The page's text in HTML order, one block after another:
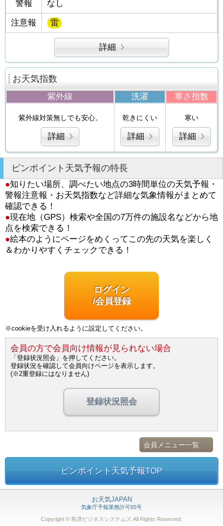
警報 なし
注意報 雷
詳細
お天気指数
紫外線 洗濯 寒さ指数
紫外線対策無しでも安心。
詳細
乾きにくい
詳細
寒い
詳細
ピンポイント天気予報の特長
●知りたい場所、調べたい地点の3時間単位の天気予報・
警報注意報・お天気指数など詳細な気象情報がまとめて
確認できる！
●現在地（GPS）検索や全国の7万件の施設名などから地
点を検索できる！
●絵本のようにページをめくってこの先の天気を楽しく
＆わかりやすくチェックできる！
ログイン
/会員登録
※cookieを受け入れるように設定してください。
会員の方で会員向け情報が見られない場合
「登録状況照会」を押してください。
登録状況を確認して会員向けページを表示します。
(※2重登録にはなりません)
登録状況照会
会員メニュー一覧
ピンポイント天気予報TOP
お天気JAPAN
気象庁予報業務許可65号
Copyright © 島津ビジネスシステムズ All Rights Reserved.